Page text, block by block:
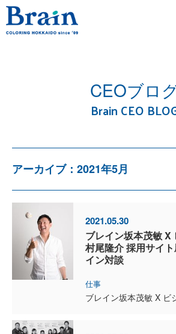
CEOブロ
Brain CEO
アーカイブ：2021年5月
2021.05.30
ブレイン坂本茂敏 X
村尾隆介 採用サイ
イン対談
仕事